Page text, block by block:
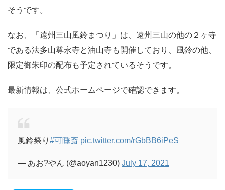
そうです。
なお、「遠州三山風鈴まつり」は、遠州三山の他の２ヶ寺
である法多山尊永寺と油山寺も開催しており、風鈴の他、
限定御朱印の配布も予定されているそうです。
最新情報は、公式ホームページで確認できます。
風鈴祭り #可睡斎 pic.twitter.com/rGbBB6iPeS
— あお?やん (@aoyan1230) July 17, 2021